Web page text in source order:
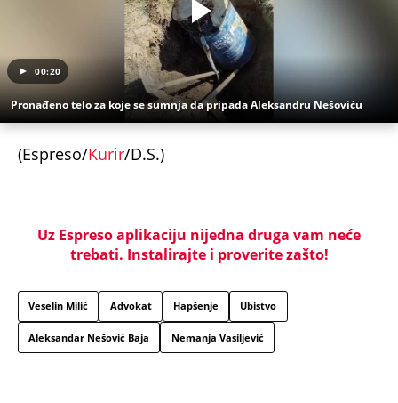
00:20
Pronađeno telo za koje se sumnja da pripada Aleksandru Nešoviću
(Espreso/Kurir/D.S.)
Uz Espreso aplikaciju nijedna druga vam neće
trebati. Instalirajte i proverite zašto!
Veselin Milić Advokat Hapšenje Ubistvo
Aleksandar Nešović Baja Nemanja Vasiljević